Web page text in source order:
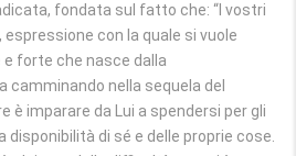
fondata sul fatto che: “I vostri
con la quale si vuole
e forte che nasce dalla
camminando nella sequela del
è imparare da Lui a spendersi per gli
di sé e delle proprie cose.